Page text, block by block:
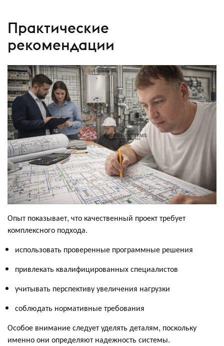
Практические
рекомендации
Опыт показывает, что качественный проект требует
комплексного подхода.
использовать проверенные программные решения
привлекать квалифицированных специалистов
учитывать перспективу увеличения нагрузки
соблюдать нормативные требования
Особое внимание следует уделять деталям, поскольку
именно они определяют надежность системы.